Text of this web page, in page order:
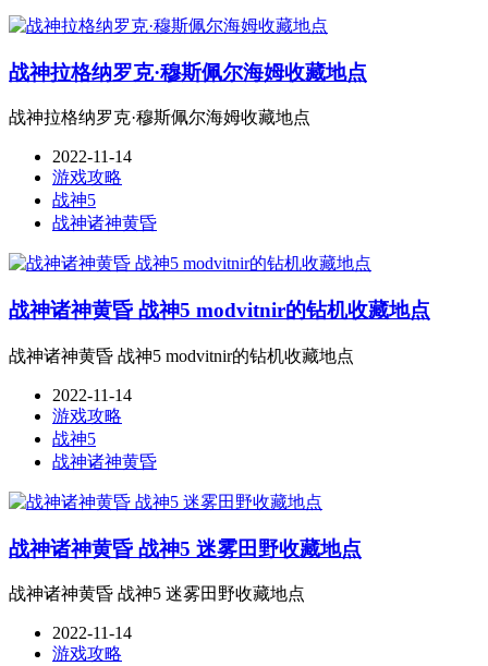
战神拉格纳罗克·穆斯佩尔海姆收藏地点
战神拉格纳罗克·穆斯佩尔海姆收藏地点
2022-11-14
游戏攻略
战神5
战神诸神黄昏
战神诸神黄昏 战神5 modvitnir的钻机收藏地点
战神诸神黄昏 战神5 modvitnir的钻机收藏地点
2022-11-14
游戏攻略
战神5
战神诸神黄昏
战神诸神黄昏 战神5 迷雾田野收藏地点
战神诸神黄昏 战神5 迷雾田野收藏地点
2022-11-14
游戏攻略